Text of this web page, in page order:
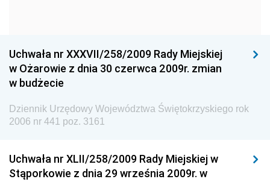
Dziennik Urzędowy Ministra Pracy i Polityki
Społecznej
Dziennik Urzędowy Urzędu Lotnictwa Cywilnego
Dziennik Urzędowy Ministerstwa Hutnictwa i
Przemysłu Maszynowego
Uchwała nr XXXVII/258/2009 Rady Miejskiej
w Ożarowie z dnia 30 czerwca 2009r. zmian
w budżecie
Dziennik Urzędowy Województwa Świętokrzyskiego rok
2006 nr 441 poz. 3161
Uchwała nr XLII/258/2009 Rady Miejskiej w
Stąporkowie z dnia 29 września 2009r. w